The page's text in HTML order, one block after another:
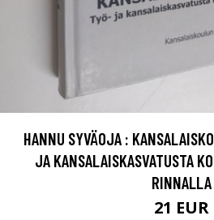
HANNU SYVÄOJA :
JA KANSALAISKASVATUSTA
RINNALLA
21 EUR